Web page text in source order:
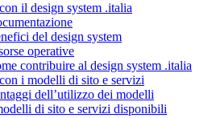
il design system .italia
del design system
operative
contribuire al design system .italia
i modelli di sito e servizi
dell’utilizzo dei modelli
di sito e servizi disponibili